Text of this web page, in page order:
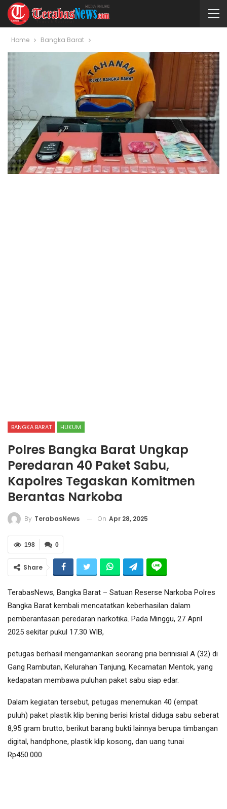
Home Bangka Barat
BANGKA BARAT HUKUM
Polres Bangka Barat Ungkap
Peredaran 40 Paket Sabu,
Kapolres Tegaskan Komitmen
Berantas Narkoba
By TerabasNews On Apr 28, 2025
0
198
Share
TerabasNews, Bangka Barat – Satuan Reserse Narkoba Polres
Bangka Barat kembali mencatatkan keberhasilan dalam
pemberantasan peredaran narkotika. Pada Minggu, 27 April
2025 sekitar pukul 17.30 WIB,
petugas berhasil mengamankan seorang pria berinisial A (32) di
Gang Rambutan, Kelurahan Tanjung, Kecamatan Mentok, yang
kedapatan membawa puluhan paket sabu siap edar.
Dalam kegiatan tersebut, petugas menemukan 40 (empat
puluh) paket plastik klip bening berisi kristal diduga sabu seberat
8,95 gram brutto, berikut barang bukti lainnya berupa timbangan
digital, handphone, plastik klip kosong, dan uang tunai
Rp450.000.